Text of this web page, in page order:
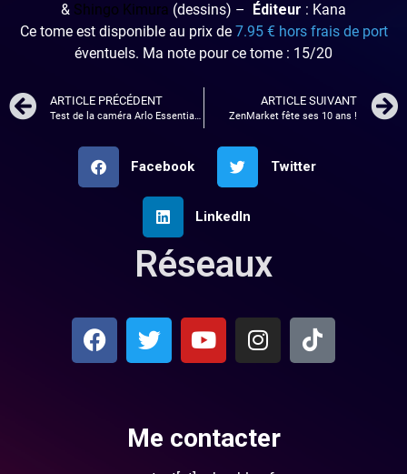
& Shingo Kimura (dessins) – Éditeur : Kana
Ce tome est disponible au prix de 7.95 € hors frais de port
éventuels. Ma note pour ce tome : 15/20
ARTICLE PRÉCÉDENT
Test de la caméra Arlo Essential 2K
ARTICLE SUIVANT
ZenMarket fête ses 10 ans !
Facebook Twitter
LinkedIn
Réseaux
Me contacter